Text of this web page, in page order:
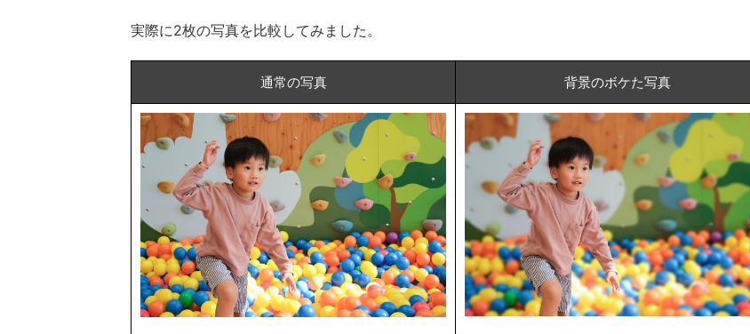
実際に2枚の写真を比較してみました。
通常の写真 背景のボケた写真